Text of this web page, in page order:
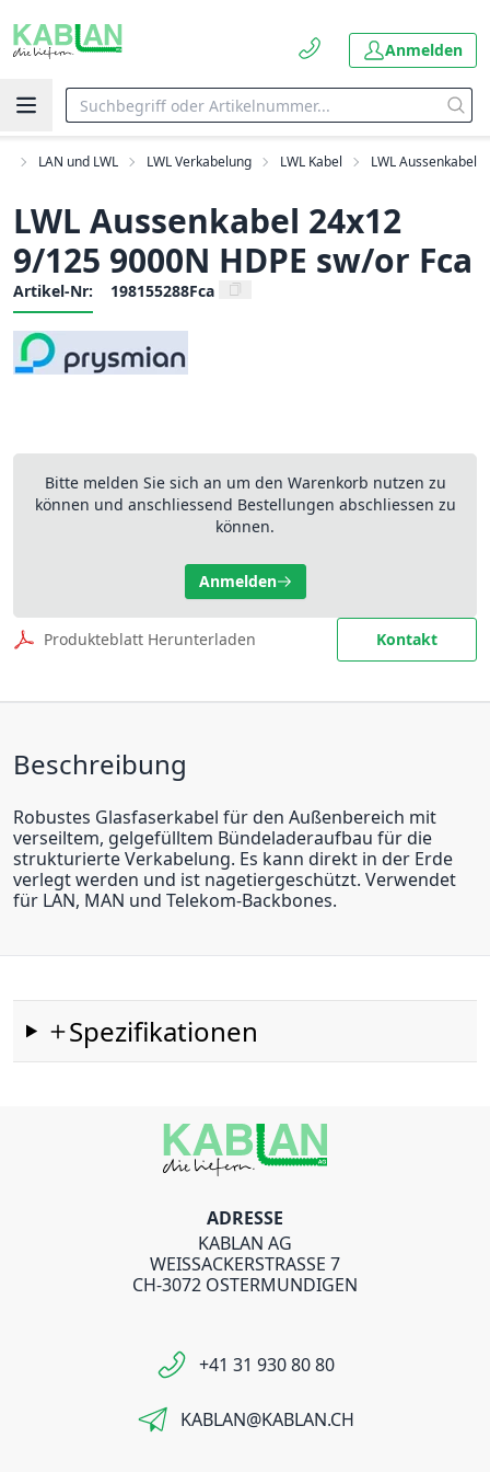
Anmelden
LAN und LWL LWL Verkabelung LWL Kabel LWL Aussenkabel
LWL Aussenkabel 24x12
9/125 9000N HDPE sw/or Fca
Artikel-Nr: 198155288Fca
Bitte melden Sie sich an um den Warenkorb nutzen zu
können und anschliessend Bestellungen abschliessen zu
können.
Anmelden
Produkteblatt Herunterladen Kontakt
Beschreibung
Robustes Glasfaserkabel für den Außenbereich mit
verseiltem, gelgefülltem Bündeladeraufbau für die
strukturierte Verkabelung. Es kann direkt in der Erde
verlegt werden und ist nagetiergeschützt. Verwendet
für LAN, MAN und Telekom-Backbones.
Spezifikationen
ADRESSE
KABLAN AG
WEISSACKERSTRASSE 7
CH-3072 OSTERMUNDIGEN
+41 31 930 80 80
KABLAN@KABLAN.CH